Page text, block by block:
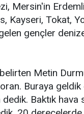
Mersin'in
Kayseri, Tokat,
gençler
Metin
Buraya geldik
Baktık hava